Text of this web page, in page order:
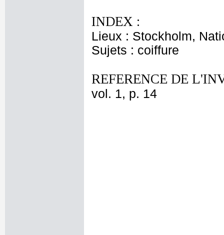
INDEX :
Lieux : Stockholm,
Sujets : coiffure
REFERENCE DE
vol. 1, p. 14